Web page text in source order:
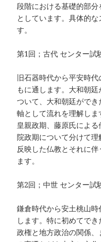
段階における基礎的部
としています。具体的
す。
第1回；古代 センター試
旧石器時代から平安時
もに通します。大和朝
ついて、大和朝廷がで
軸として流れを理解し
皇親政期、藤原氏による
院政期について分けて
反映した仏教とそれに
ます。
第2回；中世 センター試
鎌倉時代から安土桃山
します。特に初めてで
政権と地方政治の関係